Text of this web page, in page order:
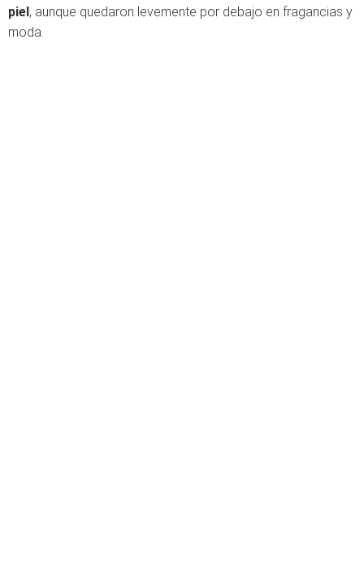
piel, aunque quedaron levemente por debajo en fragancias y
moda.